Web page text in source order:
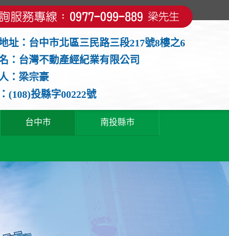
址：台中市北區三民路三段217號8樓之6
：台灣不動產經紀業有限公司
：梁宗豪
(108)投縣字00222號
台中市 南投縣市